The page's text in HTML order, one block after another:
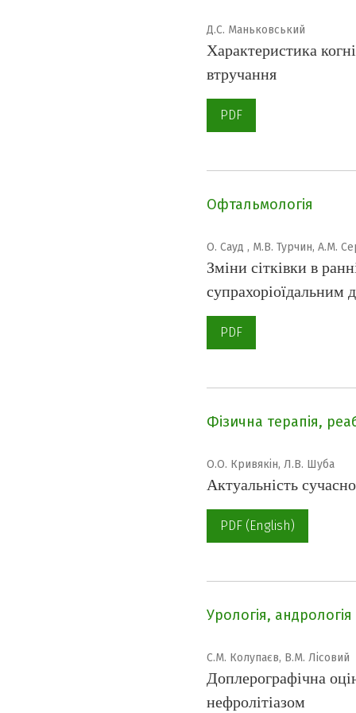
Д.С. Маньковський
Характеристика
втручання
PDF
Офтальмологія
О. Сауд , М.В. Турчин, А.М.
Зміни сітківки в
супрахоріоїдальним
PDF
Фізична терапія,
О.О. Кривякін, Л.В. Шуба
Актуальність
PDF (English)
Урологія,
С.М. Колупаєв, В.М. Лісовий
Доплерографічна
нефролітіазом